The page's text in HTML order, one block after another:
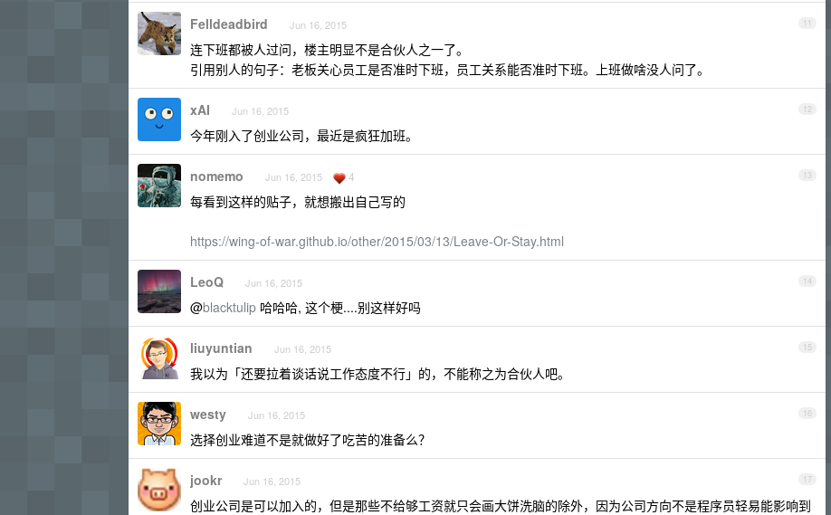
11
Felldeadbird Jun 16, 2015
连下班都被人过问，楼主明显不是合伙人之一了。
引用别人的句子：老板关心员工是否准时下班，员工关系能否准时下班。上班做啥没人问了。
12
xAI Jun 16, 2015
今年刚入了创业公司，最近是疯狂加班。
13
nomemo Jun 16, 2015 4
每看到这样的贴子，就想搬出自己写的
https://wing-of-war.github.io/other/2015/03/13/Leave-Or-Stay.html
14
LeoQ Jun 16, 2015
@blacktulip 哈哈哈, 这个梗....别这样好吗
15
liuyuntian Jun 16, 2015
我以为「还要拉着谈话说工作态度不行」的，不能称之为合伙人吧。
16
westy Jun 16, 2015
选择创业难道不是就做好了吃苦的准备么？
17
jookr Jun 16, 2015
创业公司是可以加入的，但是那些不给够工资就只会画大饼洗脑的除外，因为公司方向不是程序员轻易能影响到